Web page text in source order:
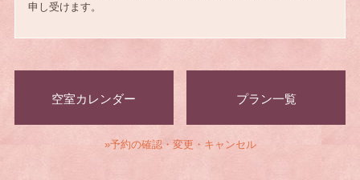
申し受けます。
空室カレンダー プラン一覧
»予約の確認・変更・キャンセル